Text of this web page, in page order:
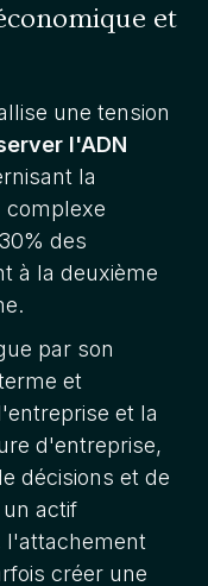
et
une tension
l'ADN
la
complexe
des
à la deuxième
par son
et
et la
d'entreprise,
décisions et de
actif
l'attachement
créer une